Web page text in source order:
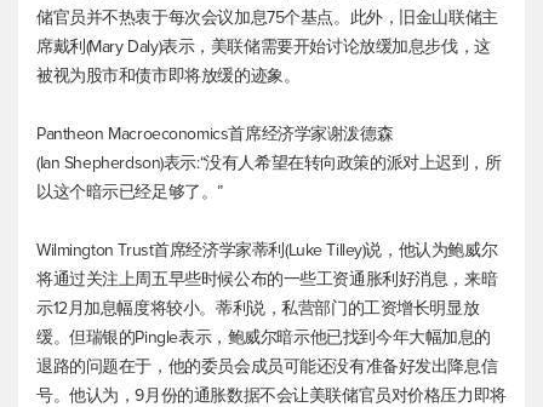
储官员并不热衷于每次会议加息75个基点。此外，旧金山联储主
席戴利(Mary Daly)表示，美联储需要开始讨论放缓加息步伐，这
被视为股市和债市即将放缓的迹象。
Pantheon Macroeconomics首席经济学家谢泼德森
(Ian Shepherdson)表示:“没有人希望在转向政策的派对上迟到，所
以这个暗示已经足够了。”
Wilmington Trust首席经济学家蒂利(Luke Tilley)说，他认为鲍威尔
将通过关注上周五早些时候公布的一些工资通胀利好消息，来暗
示12月加息幅度将较小。蒂利说，私营部门的工资增长明显放
缓。但瑞银的Pingle表示，鲍威尔暗示他已找到今年大幅加息的
退路的问题在于，他的委员会成员可能还没有准备好发出降息信
号。他认为，9月份的通胀数据不会让美联储官员对价格压力即将